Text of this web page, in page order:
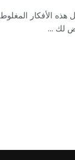
الأفكار
لك ...